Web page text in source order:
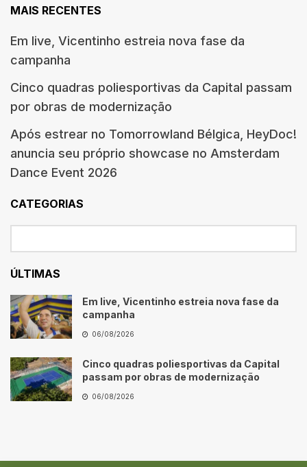
MAIS RECENTES
Em live, Vicentinho estreia nova fase da
campanha
Cinco quadras poliesportivas da Capital passam
por obras de modernização
Após estrear no Tomorrowland Bélgica, HeyDoc!
anuncia seu próprio showcase no Amsterdam
Dance Event 2026
CATEGORIAS
ÚLTIMAS
Em live, Vicentinho estreia nova fase da
campanha
06/08/2026
Cinco quadras poliesportivas da Capital
passam por obras de modernização
06/08/2026